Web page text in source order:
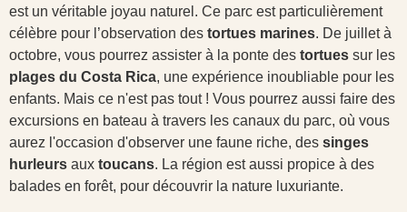
est un véritable joyau naturel. Ce parc est particulièrement
célèbre pour l’observation des tortues marines. De juillet à
octobre, vous pourrez assister à la ponte des tortues sur les
plages du Costa Rica, une expérience inoubliable pour les
enfants. Mais ce n'est pas tout ! Vous pourrez aussi faire des
excursions en bateau à travers les canaux du parc, où vous
aurez l'occasion d'observer une faune riche, des singes
hurleurs aux toucans. La région est aussi propice à des
balades en forêt, pour découvrir la nature luxuriante.